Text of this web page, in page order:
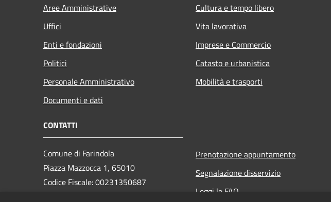
Aree Amministrative
Uffici
Enti e fondazioni
Politici
Personale Amministrativo
Documenti e dati
Cultura e tempo libero
Vita lavorativa
Imprese e Commercio
Catasto e urbanistica
Mobilità e trasporti
CONTATTI
Comune di Farindola
Piazza Mazzocca 1, 65010
Codice Fiscale: 00231350687
Prenotazione appuntamento
Segnalazione disservizio
Leggi le FAQ